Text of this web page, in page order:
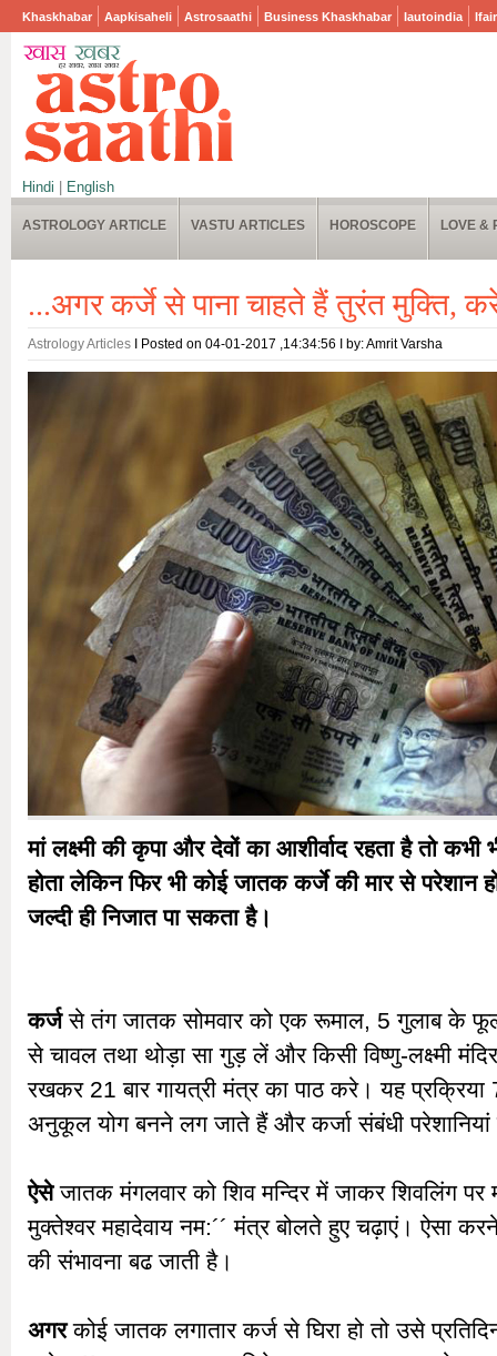
Khaskhabar Aapkisaheli Astrosaathi Business Khaskhabar Iautoindia
Hindi English
ASTROLOGY ARTICLE VASTU ARTICLES HOROSCOPE LOVE &
...अगर कर्जे से पाना चाहते हैं तुरंत मुक्ति,
Astrology Articles I Posted on 04-01-2017 ,14:34:56 I by: Amrit Varsha
मां लक्ष्मी की कृपा और देवों का आशीर्वाद रहता है तो कभी
होता लेकिन फिर भी कोई जातक कर्जे की मार से परेशान
जल्दी ही निजात पा सकता है।
कर्जसे तंग जातक सोमवार को एक रूमाल, 5 गुलाब के फूल,
से चावल तथा थोड़ा सा गुड़ लें और किसी विष्णु-लक्ष्मी
रखकर 21 बार गायत्री मंत्र का पाठ करे। यह प्रक्रिया
अनुकूल योग बनने लग जाते हैं और कर्जा संबंधी
ऐसेजातक मंगलवार को शिव मन्दिर में जाकर शिवलिंग
मुक्तेश्वर महादेवाय नम:´´ मंत्र बोलते हुए चढ़ाएं। ऐसा
की संभावना बढ जाती है।
अगरकोई जातक लगातार कर्ज से घिरा हो तो उसे